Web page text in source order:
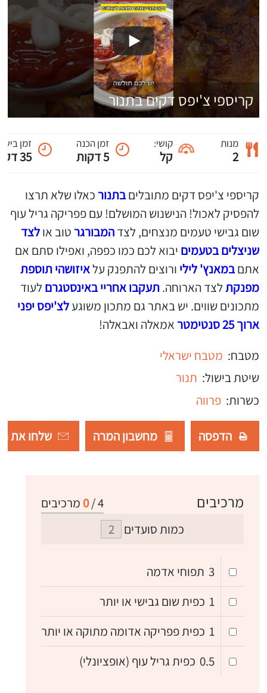
קריספי צ'יפס דקים בתנור
מנות
2
קושי:
קל
זמן הכנה
5 דקות
זמן
35 דקות
קריספי צ'יפס דקים מתובליםבתנורכאלו שלא תרצו
להפסיק לאכול! הנישנוש המושלם! עם פפריקה גריל עוף
שום גבישי טעמים מנצחים, לצדהמבורגרטוב אולצד
שניצלים בטעמים יבוא לכם כמו כפפה, ואפילו סתם אם
אתםבמאנץ' לילי ורוצים להתפנק עלאיזושהי תוספת
מפנקתלצד הארוחה.תעקבו אחריי באינסטגרם לעוד
מתכונים שווים. יש באתר גם מתכון משוגעלצ'יפס יפני
ארוך 25 סנטימטר
אמאלה ואבאלה!
מטבח: מטבח ישראלי
שיטת בישול: תנור
כשרות: פרווה
הדפסה מחשבון המרה שלחו את
4
/
0 מרכיבים מרכיבים
כמות סועדים
3 תפוחי אדמה
1 כפית שום גבישי או יותר
1 כפית פפריקה אדומה מתוקה או יותר
0.5 כפית גריל עוף (אופציונלי)